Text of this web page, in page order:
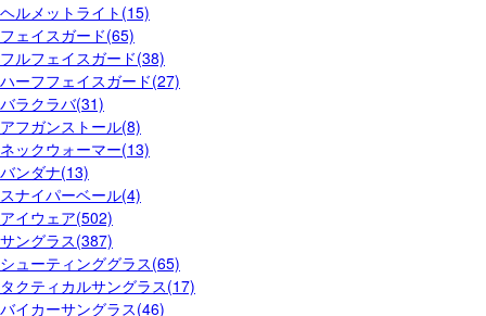
ヘルメットライト(15)
フェイスガード(65)
フルフェイスガード(38)
ハーフフェイスガード(27)
バラクラバ(31)
アフガンストール(8)
ネックウォーマー(13)
バンダナ(13)
スナイパーベール(4)
アイウェア(502)
サングラス(387)
シューティンググラス(65)
タクティカルサングラス(17)
バイカーサングラス(46)